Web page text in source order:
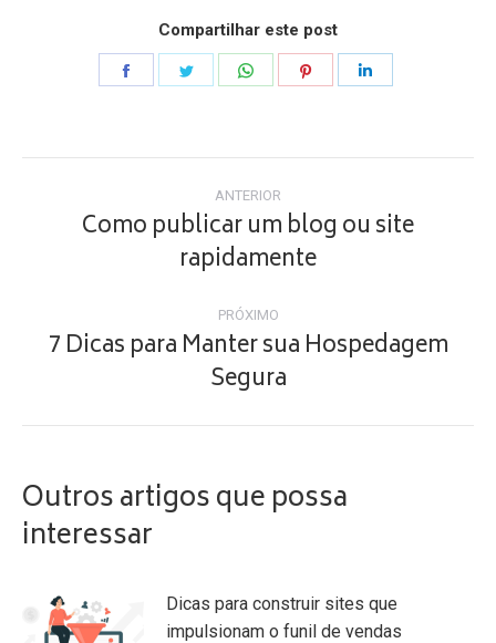
Compartilhar este post
NavegaçãoANTERIOR
anterior:
Como publicar um blog ou site
rapidamente
PRÓXIMO
post:
7 Dicas para Manter sua Hospedagem
Segura
Outros artigos que possa
interessar
Dicas para construir sites que
impulsionam o funil de vendas